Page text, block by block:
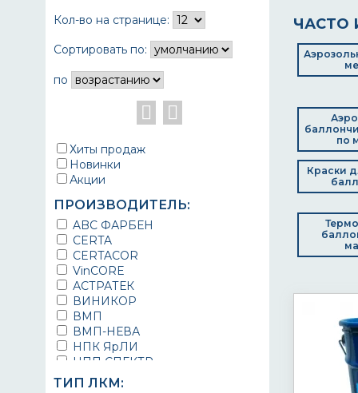
Кол-во на странице:
Сортировать по:
по
Хиты продаж
Новинки
Акции
ПРОИЗВОДИТЕЛЬ:
ABC ФАРБЕН
CERTA
CERTACOR
VinCORE
АСТРАТЕК
ВИНИКОР
ВМП
ВМП-НЕВА
НПК ЯрЛИ
НПП СПЕКТР
НПФ ЭМАЛЬ
ТИП ЛКМ:
ЧАСТО
по
Краски